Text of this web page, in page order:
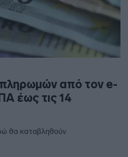
από τον e-
έως τις 14
θα καταβληθούν